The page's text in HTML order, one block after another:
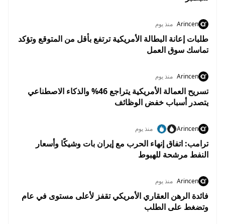
Arincen منذ يوم
طلبات إعانة البطالة الأمريكية ترتفع بأقل من المتوقع وتؤكد
تماسك سوق العمل
Arincen منذ يوم
تسريح العمالة الأمريكية يتراجع 46% والذكاء الاصطناعي
يتصدر أسباب خفض الوظائف
Arincen منذ يوم
ترامب: اتفاق إنهاء الحرب مع إيران بات وشيكًا وأسعار
النفط مرشحة للهبوط
Arincen منذ يوم
فائدة الرهن العقاري الأمريكي تقفز لأعلى مستوى في عام
وتضغط على الطلب